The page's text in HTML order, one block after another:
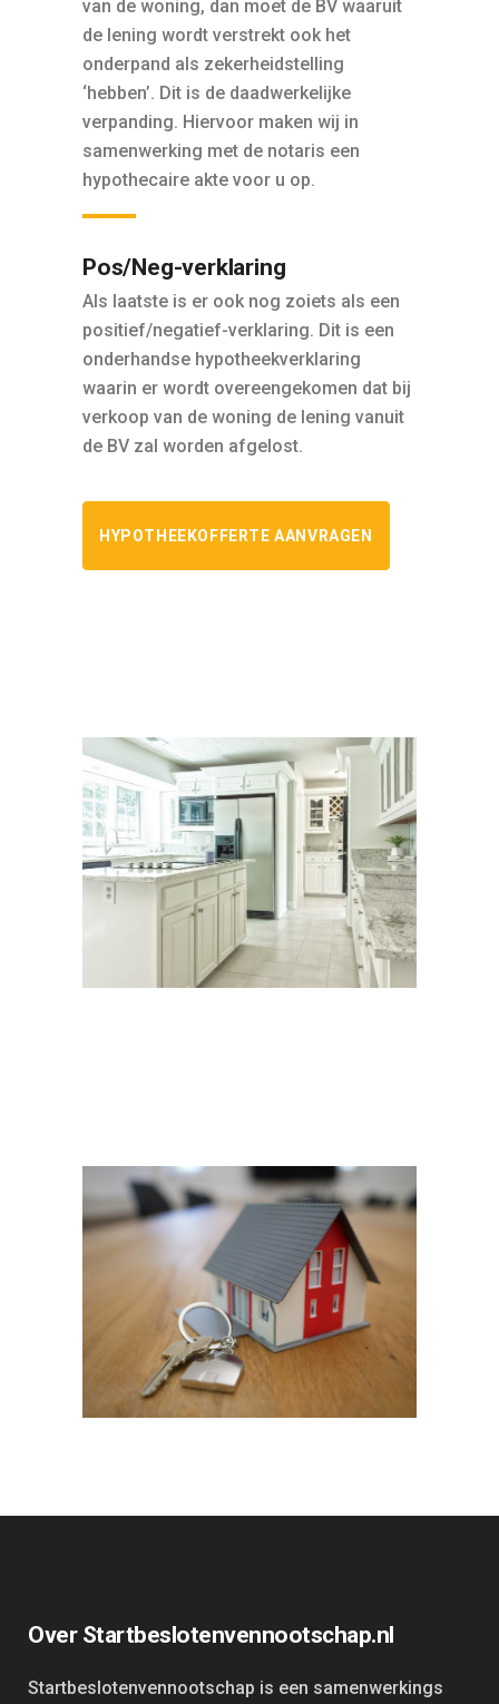
van de woning, dan moet de BV waaruit
de lening wordt verstrekt ook het
onderpand als zekerheidstelling
‘hebben’. Dit is de daadwerkelijke
verpanding. Hiervoor maken wij in
samenwerking met de notaris een
hypothecaire akte voor u op.
Pos/Neg-verklaring
Als laatste is er ook nog zoiets als een
positief/negatief-verklaring. Dit is een
onderhandse hypotheekverklaring
waarin er wordt overeengekomen dat bij
verkoop van de woning de lening vanuit
de BV zal worden afgelost.
HYPOTHEEKOFFERTE AANVRAGEN
Over Startbeslotenvennootschap.nl
Startbeslotenvennootschap is een samenwerkings